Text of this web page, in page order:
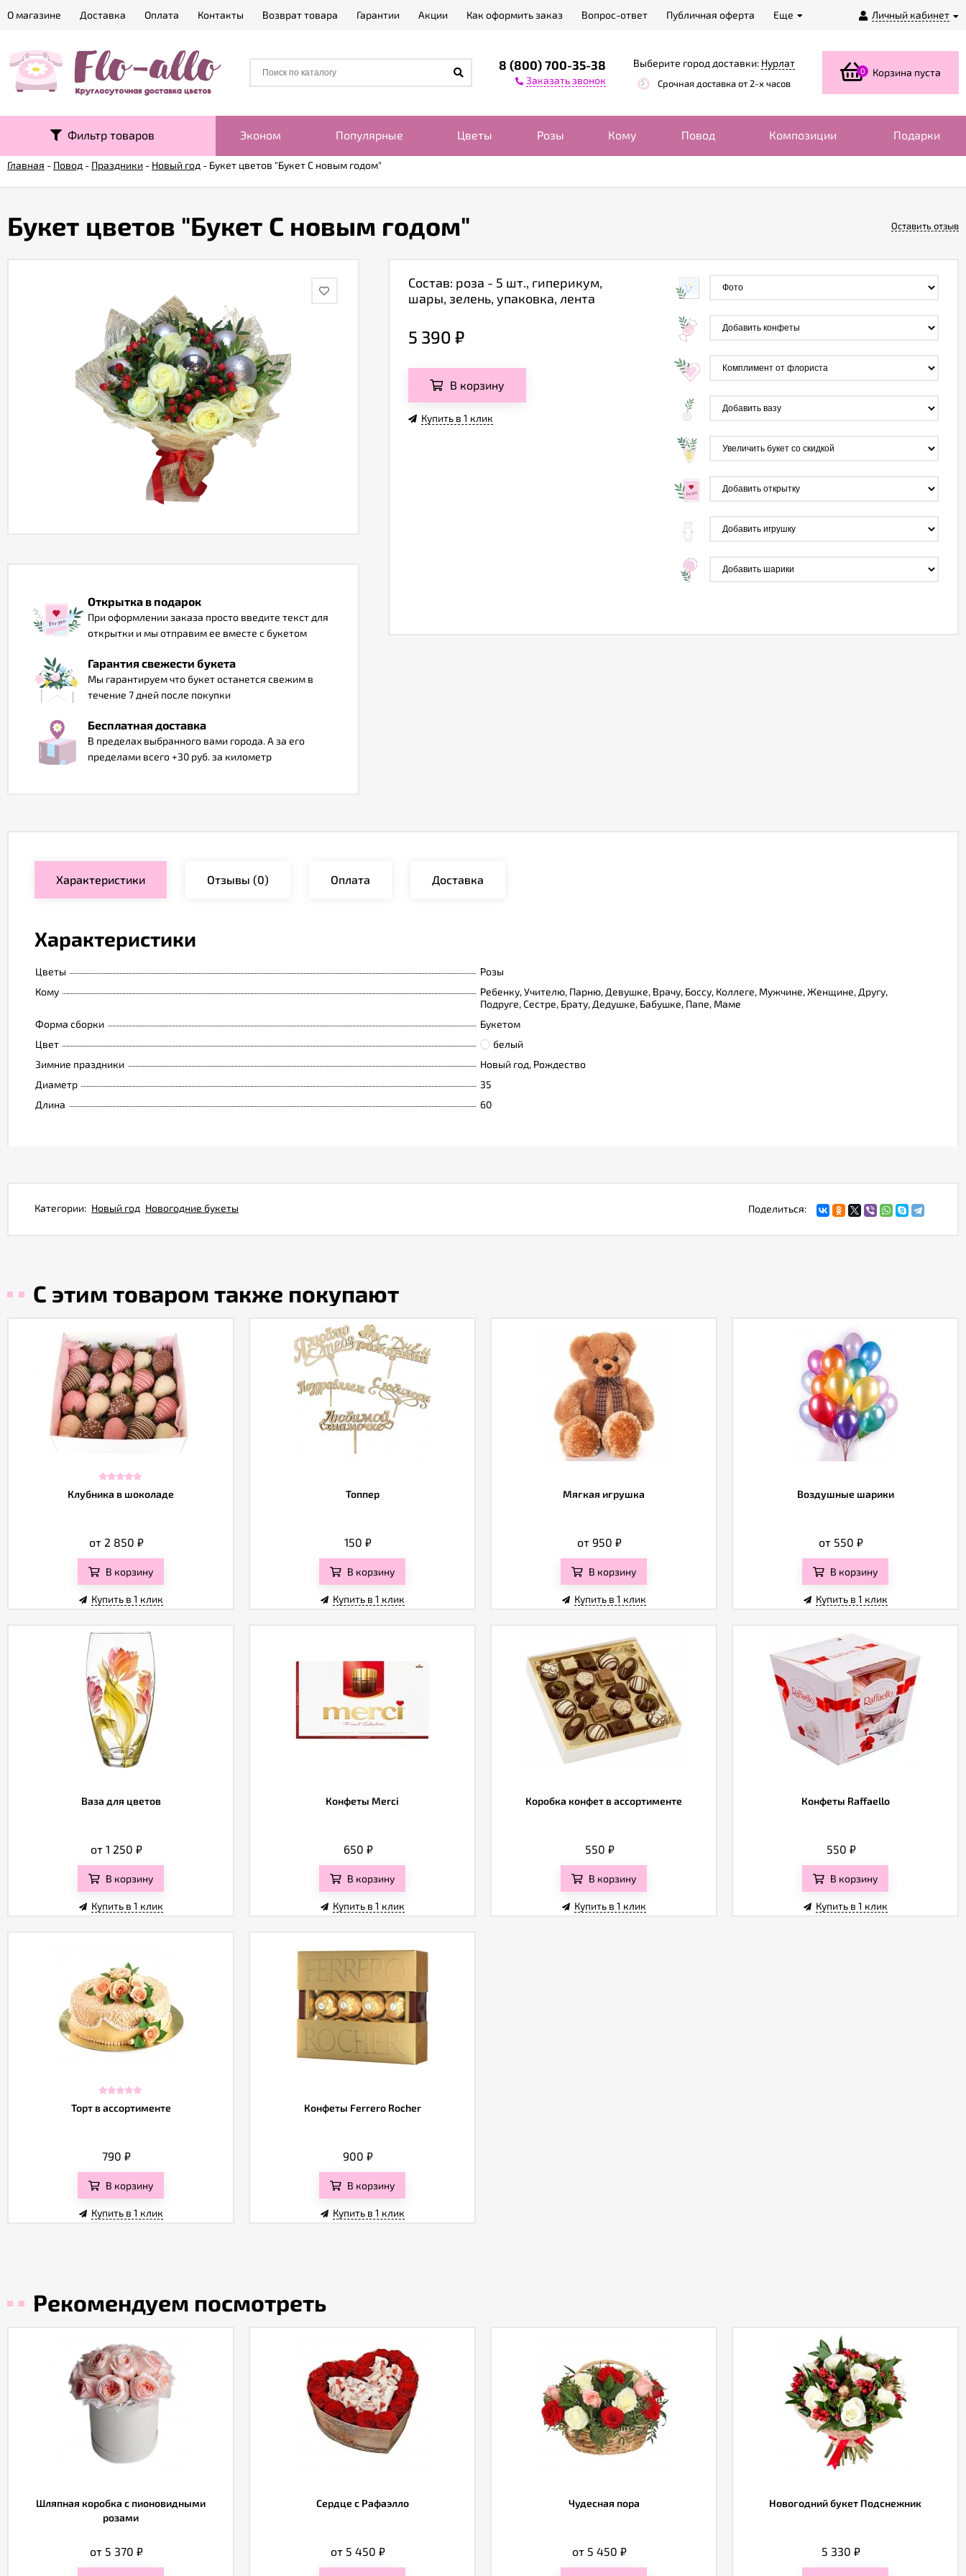
Личный кабинет
О магазине Доставка Оплата Контакты Возврат товара Гарантии Акции Как оформить заказ Вопрос-ответ Публичная оферта Еще
8 (800) 700-35-38
Заказать звонок
Выберите город доставки: Нурлат
Срочная доставка от 2-х часов
0 Корзина пуста
Фильтр товаров Эконом Популярные Цветы Розы Кому Повод Композиции Подарки
Главная - Повод - Праздники - Новый год - Букет цветов "Букет С новым годом"
Букет цветов "Букет С новым годом" Оставить отзыв
Открытка в подарок
При оформлении заказа просто введите текст для
открытки и мы отправим ее вместе с букетом
Гарантия свежести букета
Мы гарантируем что букет останется свежим в
течение 7 дней после покупки
Бесплатная доставка
В пределах выбранного вами города. А за его
пределами всего +30 руб. за километр
Состав: роза - 5 шт., гиперикум,
шары, зелень, упаковка, лента
5 390 ₽
В корзину
Купить в 1 клик
Характеристики Отзывы (0) Оплата Доставка
Характеристики
Цветы
Розы
Кому
Ребенку, Учителю, Парню, Девушке, Врачу, Боссу, Коллеге, Мужчине, Женщине, Другу,
Подруге, Сестре, Брату, Дедушке, Бабушке, Папе, Маме
Форма сборки
Букетом
Цвет
белый
Зимние праздники
Новый год, Рождество
Диаметр
35
Длина
60
Поделиться:
Категории: Новый год Новогодние букеты
С этим товаром также покупают
Клубника в шоколаде
от 2 850 ₽
В корзину
Купить в 1 клик
Топпер
150 ₽
В корзину
Купить в 1 клик
Мягкая игрушка
от 950 ₽
В корзину
Купить в 1 клик
Воздушные шарики
от 550 ₽
В корзину
Купить в 1 клик
Ваза для цветов
от 1 250 ₽
В корзину
Купить в 1 клик
Конфеты Merci
650 ₽
В корзину
Купить в 1 клик
Коробка конфет в ассортименте
550 ₽
В корзину
Купить в 1 клик
Конфеты Raffaello
550 ₽
В корзину
Купить в 1 клик
Торт в ассортименте
790 ₽
В корзину
Купить в 1 клик
Конфеты Ferrero Rocher
900 ₽
В корзину
Купить в 1 клик
Рекомендуем посмотреть
Шляпная коробка с пионовидными
розами
от 5 370 ₽
Сердце с Рафаэлло
от 5 450 ₽
Чудесная пора
от 5 450 ₽
Новогодний букет Подснежник
5 330 ₽